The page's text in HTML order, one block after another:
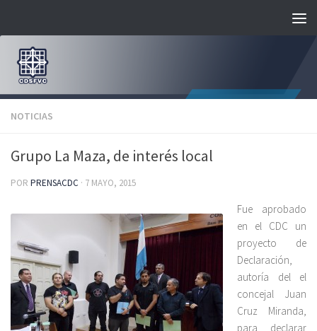
NOTICIAS
Grupo La Maza, de interés local
POR PRENSACDC · 7 MAYO, 2015
Fue aprobado
en el CDC un
proyecto de
Declaración,
autoría del el
concejal Juan
Cruz Miranda,
para declarar